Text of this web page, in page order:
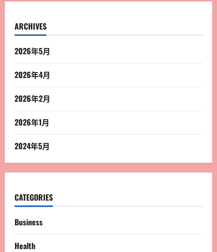
ARCHIVES
2026年5月
2026年4月
2026年2月
2026年1月
2024年5月
CATEGORIES
Business
Health